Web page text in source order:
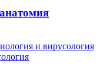
и вирусология